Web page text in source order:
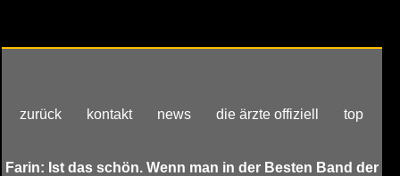
zurück kontakt news die ärzte offiziell top
Farin: Ist das schön. Wenn man in der Besten Band der